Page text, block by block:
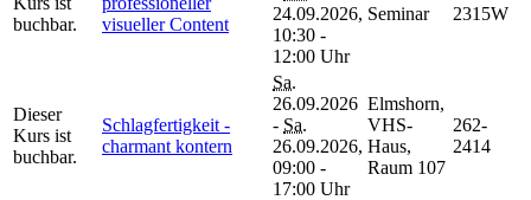
buchbar.
visueller Content
24.09.2026,
10:30 -
12:00 Uhr
Seminar
2315W
Dieser
Kurs ist
buchbar.
Schlagfertigkeit -
charmant kontern
Sa.
26.09.2026
- Sa.
26.09.2026,
09:00 -
17:00 Uhr
Elmshorn,
VHS-
Haus,
Raum 107
262-
2414